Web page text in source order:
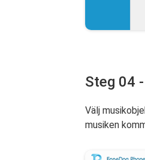
Steg 04
Välj
musiken